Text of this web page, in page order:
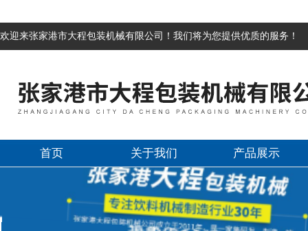
欢迎来张家港市大程包装机械有限公司！我们将为您提供优质的服务！
首页 关于我们 产品展示